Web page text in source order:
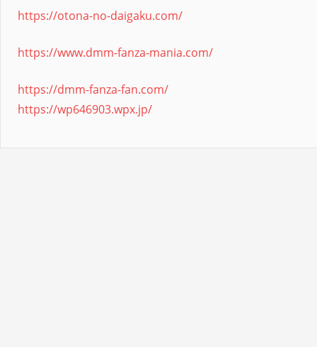
https://otona-no-daigaku.com/
https://www.dmm-fanza-mania.com/
https://dmm-fanza-fan.com/
https://wp646903.wpx.jp/